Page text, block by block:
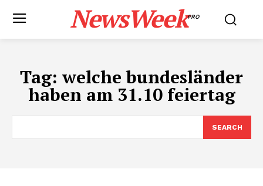
NewsWeekPRO
Tag: welche bundesländer
haben am 31.10 feiertag
SEARCH